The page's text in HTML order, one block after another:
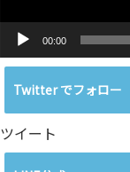
00:00
Twitter でフォロー
ツイート